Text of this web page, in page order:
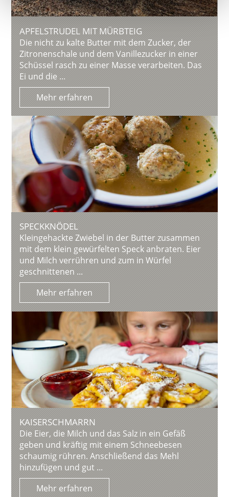
APFELSTRUDEL MIT MÜRBTEIG
Die nicht zu kalte Butter mit dem Zucker, der
Zitronenschale und dem Vanillezucker in einer
Schüssel rasch zu einer Masse verarbeiten. Das
Ei und die ...
Mehr erfahren
SPECKKNÖDEL
Kleingehackte Zwiebel in der Butter zusammen
mit dem klein gewürfelten Speck anbraten. Eier
und Milch verrühren und zum in Würfel
geschnittenen ...
Mehr erfahren
KAISERSCHMARRN
Die Eier, die Milch und das Salz in ein Gefäß
geben und kräftig mit einem Schneebesen
schaumig rühren. Anschließend das Mehl
hinzufügen und gut ...
Mehr erfahren